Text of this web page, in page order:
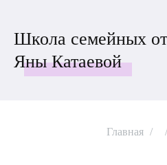
Школа семейных
Яны Катаевой
Главная / /